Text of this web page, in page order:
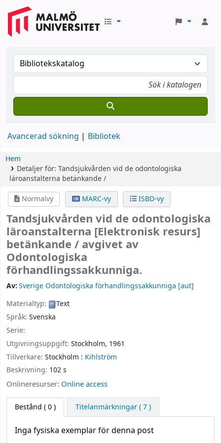
Avancerad sökning Bibliotek
Hem
Detaljer för: Tandsjukvården vid de odontologiska
läroanstalterna betänkande /
Normalvy
MARC-vy ISBD-vy
Tandsjukvården vid de odontologiska
läroanstalterna [Elektronisk resurs]
betänkande / avgivet av
Odontologiska
förhandlingssakkunniga.
Av:Sverige Odontologiska förhandlingssakkunniga [aut]
Materialtyp:
Text
Språk: Svenska
Serie:
Utgivningsuppgift: Stockholm, 1961
Tillverkare: Stockholm : Kihlström
Beskrivning: 102 s
Onlineresurser: Online access
Bestånd ( 0 ) Titelanmärkningar ( 7 )
Inga fysiska exemplar för denna post